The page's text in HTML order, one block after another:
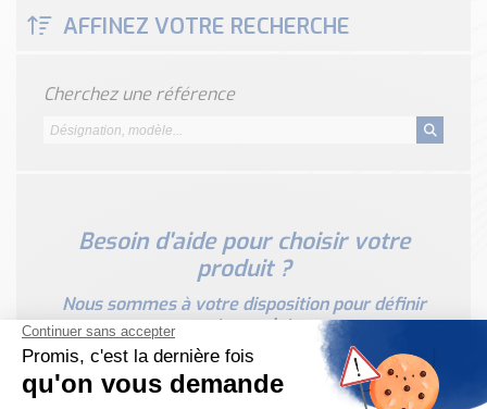
Classé par marque
SCHMERSAL
Nos outils et simulateurs
Téléchargement (Logiciels, Documents,..)
Formulaire sonde température
Convertisseur de pression
Formulaire Débitmètre
Calculateur maintien en température
AFFINEZ VOTRE RECHERCHE
Cherchez une référence
Besoin d'aide pour choisir votre
produit ?
Nous sommes à votre disposition pour définir
votre projet